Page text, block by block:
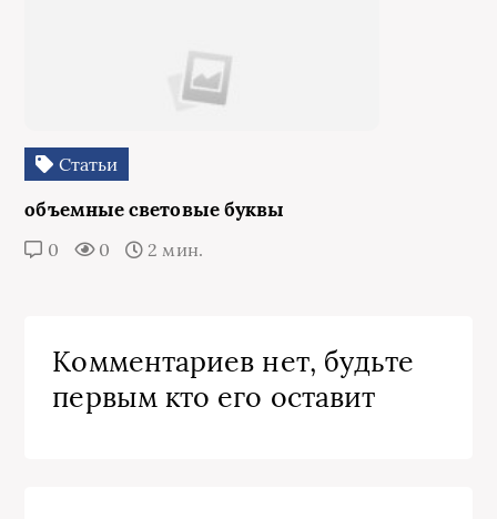
Статьи
объемные световые буквы
0 0 2 мин.
Комментариев нет, будьте
первым кто его оставит